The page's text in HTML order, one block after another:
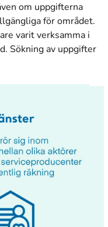
om uppgifterna
för området.
varit verksamma i
Sökning av uppgifter